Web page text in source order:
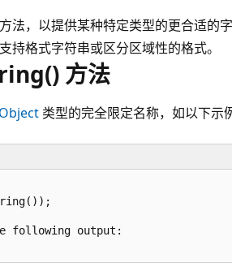
方法，以提供某种特定类型的更合适的
持格式字符串或区分区域性的格式。
方法
Object 类型的完全限定名称，如以下示
following output: